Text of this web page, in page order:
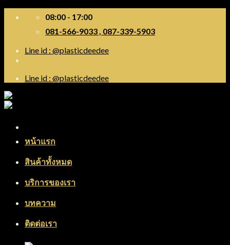
08:00 - 17:00
081-566-9033 , 087-339-5903
Line id : @plasticdeedee
Line id : @plasticdeedee
หน้าแรก
สินค้าทั้งหมด
บริการของเรา
บทความ
ติดต่อเรา